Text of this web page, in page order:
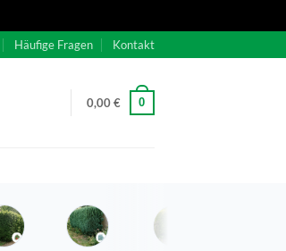
Häufige Fragen Kontakt
0,00€ 0